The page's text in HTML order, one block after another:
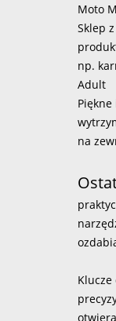
Moto
Sklep
np.
Adult
Piękne
na
Klucze